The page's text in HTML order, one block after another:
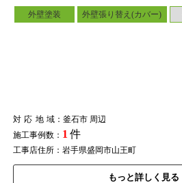
外壁塗装 外壁張り替え(カバー)
対応地域：釜石市 周辺
施工事例数： 1 件
工事店住所：岩手県盛岡市山王町
もっと詳しく見る